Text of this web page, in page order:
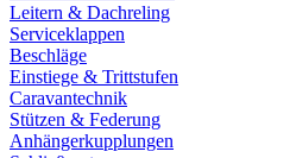
Leitern & Dachreling
Serviceklappen
Beschläge
Einstiege & Trittstufen
Caravantechnik
Stützen & Federung
Anhängerkupplungen